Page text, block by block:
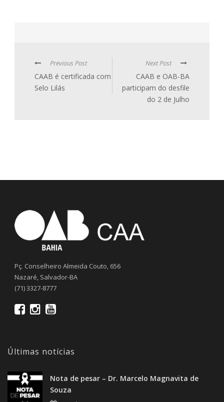
Previous Post
CAAB é certificada com
Selo Lilás
Next Post
CAAB e OAB-BA
participam do desfile
do 2 de Julho
Pç. Conselheiro Almeida Couto, 656
Nazaré, Salvador-BA
(71) 3327-8777
Últimas notícias
Nota de pesar – Dr. Marcelo Magnavita de
Souza